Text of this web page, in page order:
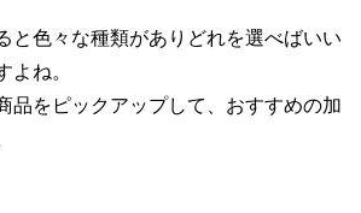
と色々な種類がありどれを選べばいい
よね。
品をピックアップして、おすすめの加